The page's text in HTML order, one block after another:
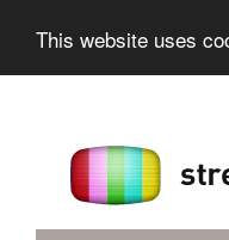
This website uses